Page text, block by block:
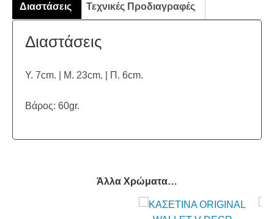
Διαστάσεις Τεχνικές Προδιαγραφές
Διαστάσεις
Υ. 7cm. | Μ. 23cm. | Π. 6cm.
Βάρος: 60gr.
Άλλα Χρώματα…